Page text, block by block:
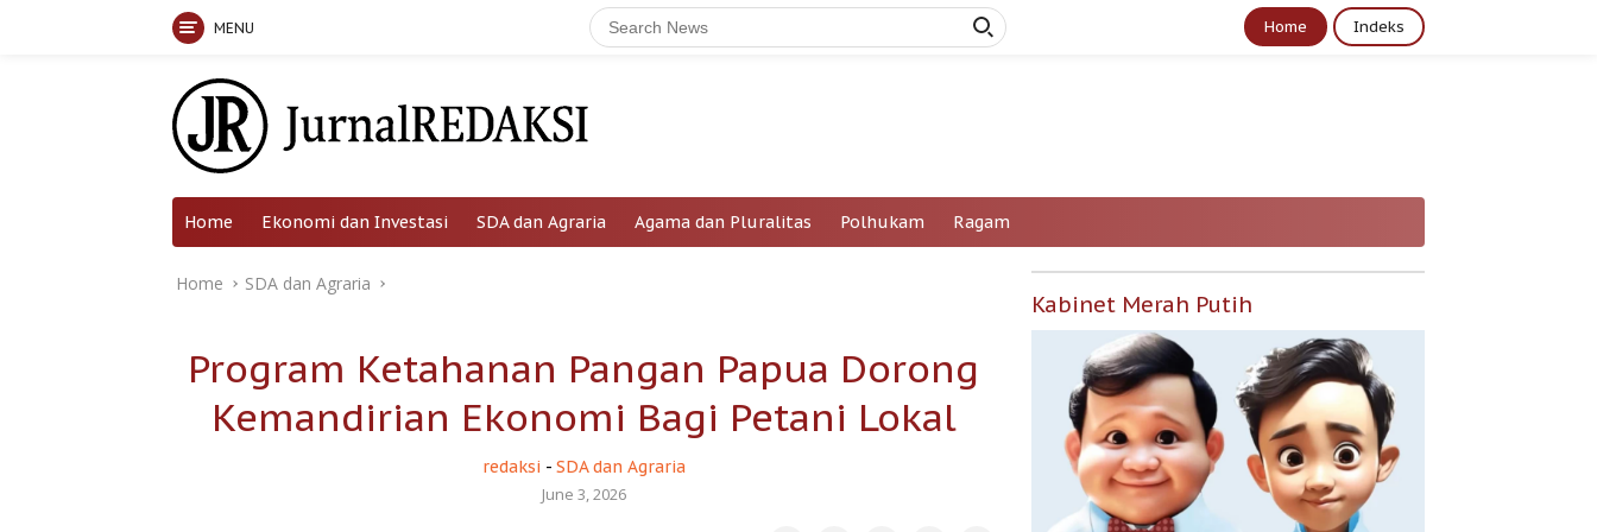
MENU Home Indeks
Home Ekonomi dan Investasi SDA dan Agraria Agama dan Pluralitas Polhukam Ragam
Home SDA dan Agraria
Program Ketahanan Pangan Papua Dorong
Kemandirian Ekonomi Bagi Petani Lokal
redaksi - SDA dan Agraria
June 3, 2026
Kabinet Merah Putih